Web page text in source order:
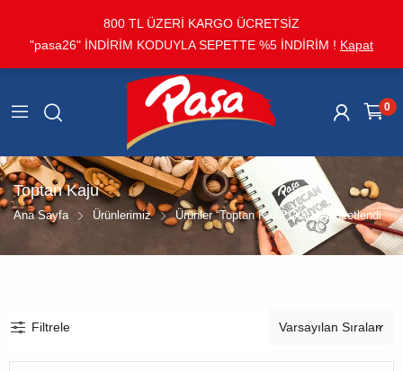
800 TL ÜZERİ KARGO ÜCRETSİZ
"pasa26" İNDİRİM KODUYLA SEPETTE %5 İNDİRİM ! Kapat
0
Toptan Kaju
Ana Sayfa Ürünlerimiz Ürünler “toptan Kaju” Olarak Etiketlendi
Filtrele